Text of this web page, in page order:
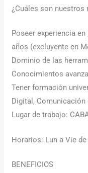
¿Cuáles son nuestros
Poseer experiencia
años (excluyente en
Dominio de las
Conocimientos
Tener formación
Digital,
Lugar de trabajo:
Horarios: Lun a Vie de
BENEFICIOS